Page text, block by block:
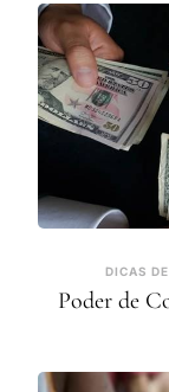
DICAS
Poder de